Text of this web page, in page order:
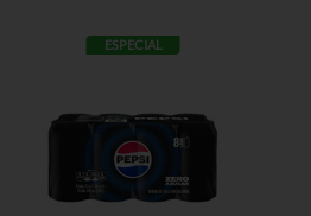
ESPECIAL